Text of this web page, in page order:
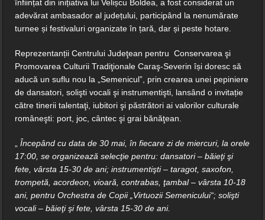
înființat din inițiativa lui Velișcu Boldea, a fost considerat un
adevărat ambasador al județului, participând la nenumărate
turnee și festivaluri organizate în țară, dar și peste hotare.
Reprezentanții Centrului Judeţean pentru Conservarea şi
Promovarea Culturii Tradiţionale Caraş-Severin își doresc să
aducă un suflu nou la „Semenicul”, prin crearea unei pepiniere
de dansatori, solişti vocali şi instrumentişti, lansând o invitație
către tinerii talentaţi, iubitori şi păstrători ai valorilor culturale
româneşti: port, joc, cântec şi grai bănăţean.
„Începând cu data de 30 mai, în fiecare zi de miercuri, la orele
17:00, se organizează selecţie pentru: dansatori ‒ băieţi şi
fete, vârsta 15-30 de ani; instrumentişti ‒ taragot, saxofon,
trompetă, acordeon, vioară, contrabas, ţambal ‒ vârsta 10-18
ani, pentru Orchestra de Copii „Virtuozii Semenicului“; solişti
vocali ‒ băieţi şi fete, vârsta 15-30 de ani.